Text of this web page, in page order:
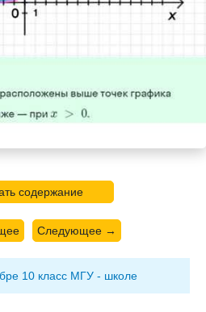
содержание
Следующее →
10 класс МГУ - школе